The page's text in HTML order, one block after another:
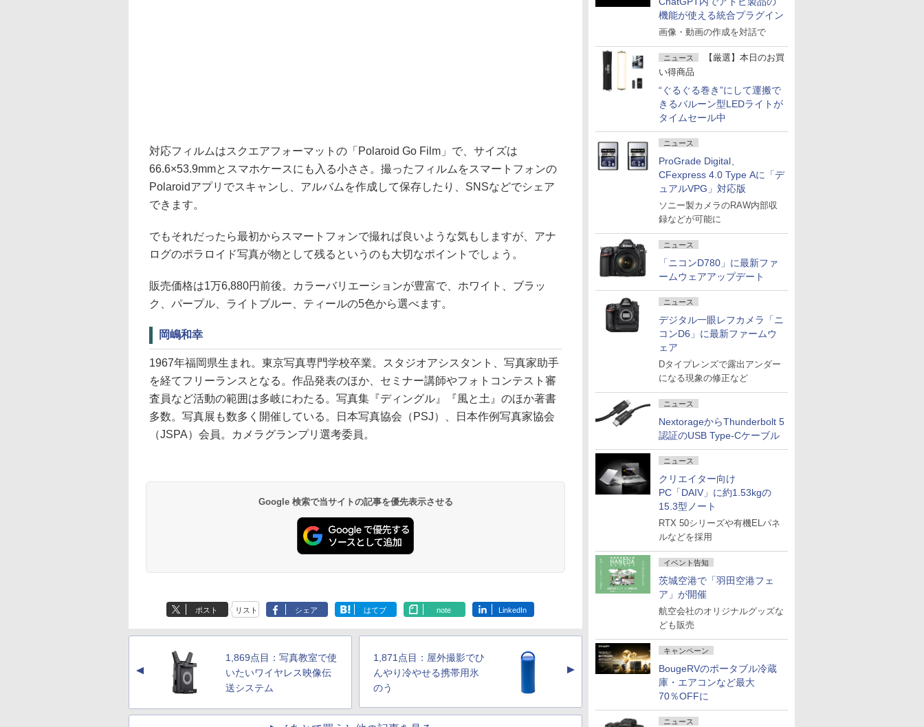
機能が使える統合プラグイン
画像・動画の作成を対話で
ニュース
【厳選】本日のお買
い得商品
“ぐるぐる巻き”にして運搬で
きるバルーン型LEDライトが
タイムセール中
ニュース
ProGrade Digital、
CFexpress 4.0 Type Aに「デ
ュアルVPG」対応版
ソニー製カメラのRAW内部収
録などが可能に
ニュース
「ニコンD780」に最新ファ
ームウェアアップデート
ニュース
デジタル一眼レフカメラ「ニ
コンD6」に最新ファームウ
ェア
Dタイプレンズで露出アンダー
になる現象の修正など
ニュース
NextorageからThunderbolt 5
認証のUSB Type-Cケーブル
ニュース
クリエイター向け
PC「DAIV」に約1.53kgの
15.3型ノート
RTX 50シリーズや有機ELパネ
ルなどを採用
イベント告知
茨城空港で「羽田空港フェ
ア」が開催
航空会社のオリジナルグッズな
ども販売
キャンペーン
BougeRVのポータブル冷蔵
庫・エアコンなど最大
70％OFFに
ニュース
対応フィルムはスクエアフォーマットの「Polaroid Go Film」で、サイズは
66.6×53.9mmとスマホケースにも入る小ささ。撮ったフィルムをスマートフォンの
Polaroidアプリでスキャンし、アルバムを作成して保存したり、SNSなどでシェア
できます。
でもそれだったら最初からスマートフォンで撮れば良いような気もしますが、アナ
ログのポラロイド写真が物として残るというのも大切なポイントでしょう。
販売価格は1万6,880円前後。カラーバリエーションが豊富で、ホワイト、ブラッ
ク、パープル、ライトブルー、ティールの5色から選べます。
岡嶋和幸
1967年福岡県生まれ。東京写真専門学校卒業。スタジオアシスタント、写真家助手
を経てフリーランスとなる。作品発表のほか、セミナー講師やフォトコンテスト審
査員など活動の範囲は多岐にわたる。写真集『ディングル』『風と土』のほか著書
多数。写真展も数多く開催している。日本写真協会（PSJ）、日本作例写真家協会
（JSPA）会員。カメラグランプリ選考委員。
Google 検索で当サイトの記事を優先表示させる
ポスト リスト シェア はてブ note LinkedIn
▲
1,869点目：写真教室で使
いたいワイヤレス映像伝
送システム
1,871点目：屋外撮影でひ
んやり冷やせる携帯用氷
のう
▲